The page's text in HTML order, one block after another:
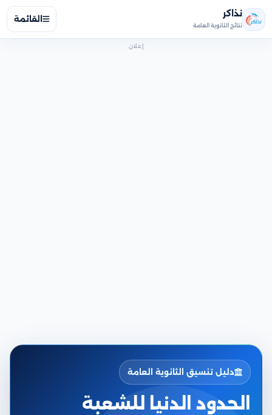
نذاكر
نتائج الثانوية العامة
القائمة
إعلان
دليل تنسيق الثانوية العامة
الحدود الدنيا للشعبة